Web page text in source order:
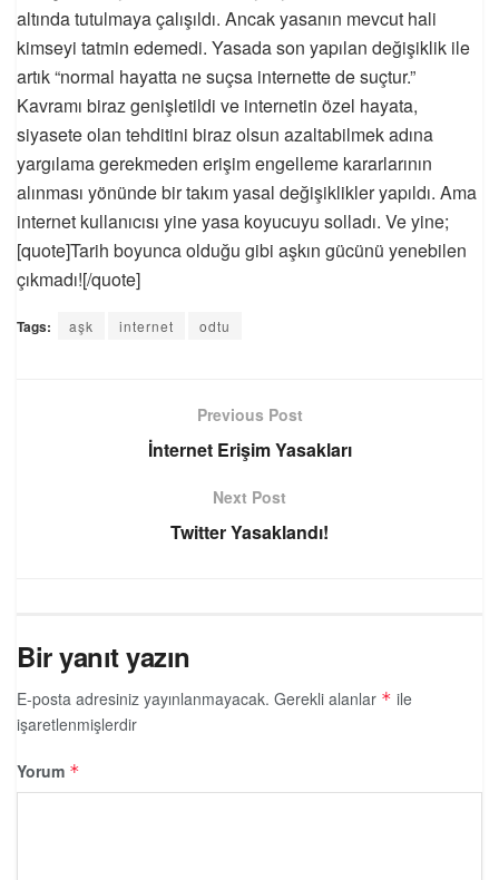
altında tutulmaya çalışıldı. Ancak yasanın mevcut hali
kimseyi tatmin edemedi. Yasada son yapılan değişiklik ile
artık “normal hayatta ne suçsa internette de suçtur.”
Kavramı biraz genişletildi ve internetin özel hayata,
siyasete olan tehditini biraz olsun azaltabilmek adına
yargılama gerekmeden erişim engelleme kararlarının
alınması yönünde bir takım yasal değişiklikler yapıldı. Ama
internet kullanıcısı yine yasa koyucuyu solladı. Ve yine;
[quote]Tarih boyunca olduğu gibi aşkın gücünü yenebilen
çıkmadı![/quote]
Tags: aşk internet odtu
Previous Post
İnternet Erişim Yasakları
Next Post
Twitter Yasaklandı!
Bir yanıt yazın
E-posta adresiniz yayınlanmayacak. Gerekli alanlar * ile
işaretlenmişlerdir
Yorum *